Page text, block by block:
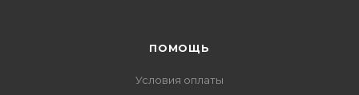
ПОМОЩЬ
Условия оплаты